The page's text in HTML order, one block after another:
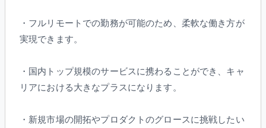
・フルリモートでの勤務が可能のため、柔軟な働き方が
実現できます。
・国内トップ規模のサービスに携わることができ、キャ
リアにおける大きなプラスになります。
・新規市場の開拓やプロダクトのグロースに挑戦したい